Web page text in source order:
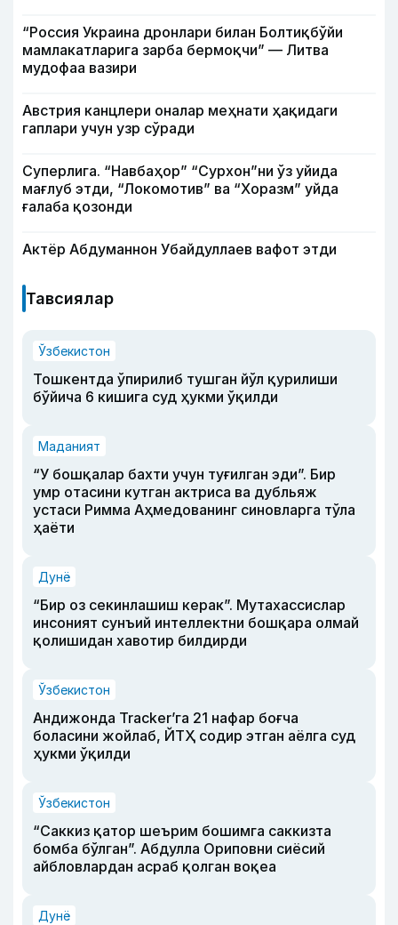
“Россия Украина дронлари билан Болтиқбўйи
мамлакатларига зарба бермоқчи” — Литва
мудофаа вазири
Австрия канцлери оналар меҳнати ҳақидаги
гаплари учун узр сўради
Суперлига. “Навбаҳор” “Сурхон”ни ўз уйида
мағлуб этди, “Локомотив” ва “Хоразм” уйда
ғалаба қозонди
Актёр Абду­маннон Убайдуллаев вафот этди
Тавсиялар
Ўзбекистон
Тошкентда ўпирилиб тушган йўл қурилиши
бўйича 6 кишига суд ҳукми ўқилди
Маданият
“У бошқалар бахти учун туғилган эди”. Бир
умр отасини кутган актриса ва дубльяж
устаси Римма Аҳмедованинг синовларга тўла
ҳаёти
Дунё
“Бир оз секинлашиш керак”. Мутахассислар
инсоният сунъий интеллектни бошқара олмай
қолишидан хавотир билдирди
Ўзбекистон
Андижонда Tracker’га 21 нафар боғча
боласини жойлаб, ЙТҲ содир этган аёлга суд
ҳукми ўқилди
Ўзбекистон
“Саккиз қатор шеърим бошимга саккизта
бомба бўлган”. Абдулла Ориповни сиёсий
айбловлардан асраб қолган воқеа
Дунё